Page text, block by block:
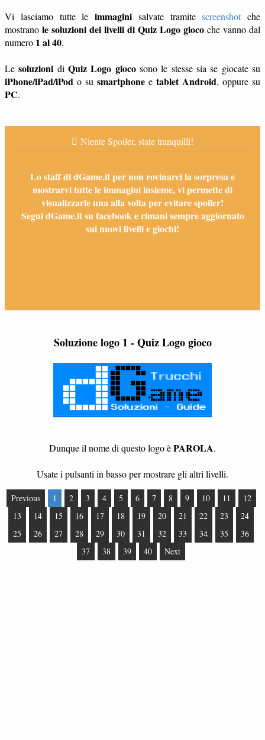
Vi lasciamo tutte le immagini salvate tramitescreenshot che
mostrano le soluzioni dei livelli di Quiz Logo gioco che vanno dal
numero 1 al 40.
Lesoluzioni diQuiz Logo giocosono le stesse sia se giocate su
iPhone/iPad/iPod o su smartphone e tablet Android, oppure su
PC.
Niente Spoiler, state tranquilli!
Lo staff di dGame.it per non rovinarci la sorpresa e
mostrarvi tutte le immagini insieme, vi permette di
visualizzarle una alla volta per evitare spoiler!
Segui dGame.it su facebook e rimani sempre aggiornato
sui nuovi livelli e giochi!
Soluzione logo 1 - Quiz Logo gioco
Dunque il nome di questo logo èPAROLA.
Usate i pulsanti in basso per mostrare gli altri livelli.
Previous 1 2 3 4 5 6 7 8 9 10 11
12
13
14 15 16 17 18 19 20 21 22 23
24
25
26 27 28 29 30 31 32 33 34 35
36
37
38 39 40 Next